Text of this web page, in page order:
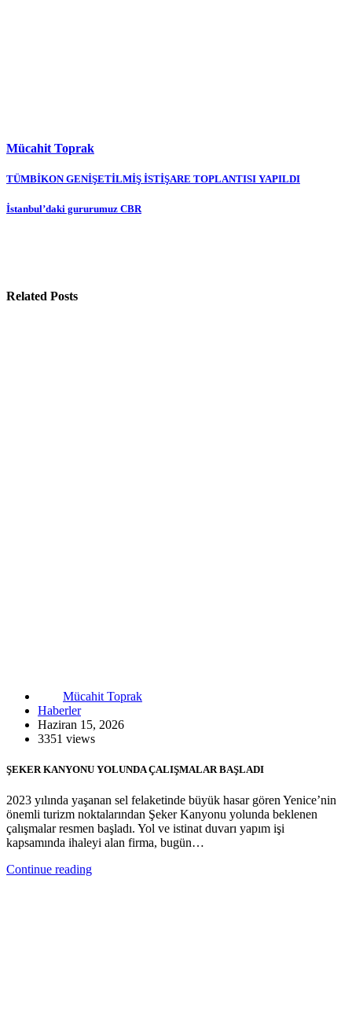
Mücahit Toprak
Yazı
gezinmesi
TÜMBİKON GENİŞETİLMİŞ İSTİŞARE TOPLANTISI YAPILDI
İstanbul’daki gururumuz CBR
Related Posts
Mücahit Toprak
Haberler
Haziran 15, 2026
3351 views
ŞEKER KANYONU YOLUNDA ÇALIŞMALAR BAŞLADI
2023 yılında yaşanan sel felaketinde büyük hasar gören Yenice’nin
önemli turizm noktalarından Şeker Kanyonu yolunda beklenen
çalışmalar resmen başladı. Yol ve istinat duvarı yapım işi
kapsamında ihaleyi alan firma, bugün…
Continue reading